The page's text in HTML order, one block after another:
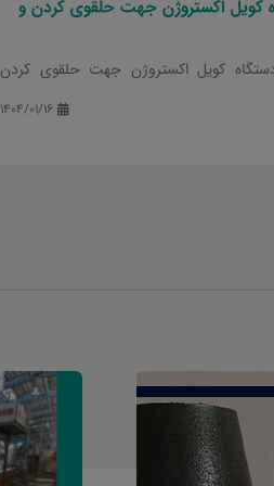
اکستروژن جهت حلقوی کردن و
کویل اکستروژن جهت حلقوی کردن
جامع صنعتی شمستا